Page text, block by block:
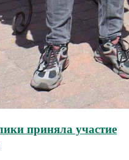
приняла участие